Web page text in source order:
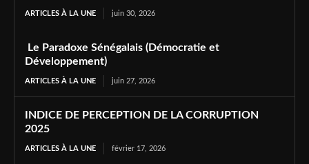
ARTICLES À LA UNE juin 30, 2026
Le Paradoxe Sénégalais (Démocratie et
Développement)
ARTICLES À LA UNE juin 27, 2026
INDICE DE PERCEPTION DE LA CORRUPTION
2025
ARTICLES À LA UNE février 17, 2026